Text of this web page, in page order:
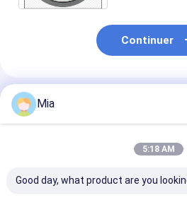
Continuer
Produits Recommandés
Mia
5:18 AM
Good day, what product are you